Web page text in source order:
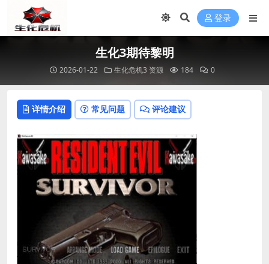
登录
生化3期待黎明
2026-01-22 生化危机3 资源 184 0
详情介绍 常见问题 评论建议